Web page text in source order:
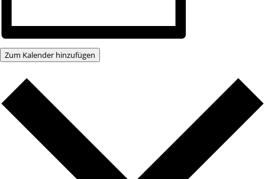
Zum Kalender hinzufügen